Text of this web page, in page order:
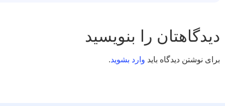
دیدگاهتان را بنویسید
برای نوشتن دیدگاه باید وارد بشوید.